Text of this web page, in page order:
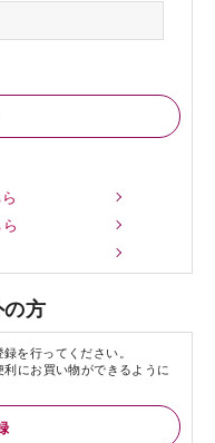
の方
を行ってください。
にお買い物ができるように